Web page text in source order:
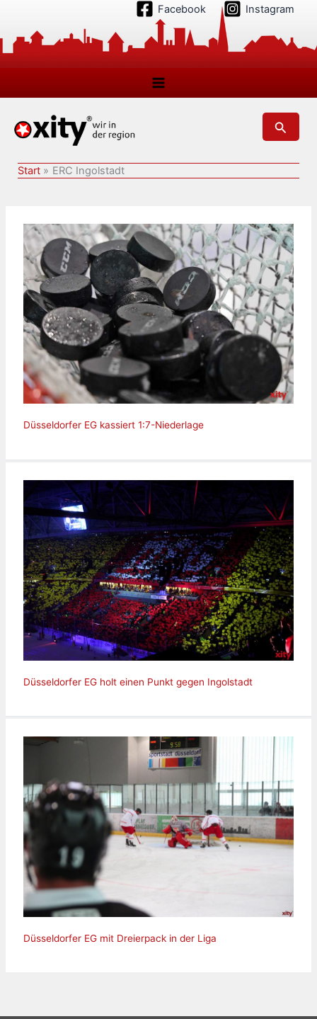
springen
Facebook Instagram
Suchen
Start ERC Ingolstadt
Düsseldorfer EG kassiert 1:7-Niederlage
Düsseldorfer EG holt einen Punkt gegen Ingolstadt
Düsseldorfer EG mit Dreierpack in der Liga